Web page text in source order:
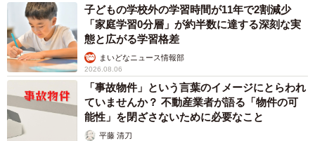
ていた。その頃チビちゃんを保護したのだが、チビちゃん
は動物病院で検査をしてもらうと、お腹に虫がいることが
分かった。投薬して、虫がいなくなるまではシロちゃん、
クロちゃんと隔離した。
治療が終わった翌日、シロちゃん、クロちゃんと対面させ
ると、まだ子猫だからなのか、兄妹だからなのか、すぐに
子どもの学校外の学習時間が11年で2割減少
「家庭学習0分層」が約半数に達する深刻な実
態と広がる学習格差
まいどなニュース情報部
2026.08.06
「事故物件」という言葉のイメージにとらわれ
ていませんか？ 不動産業者が語る「物件の可
能性」を閉ざさないために必要なこと
平藤 清刀